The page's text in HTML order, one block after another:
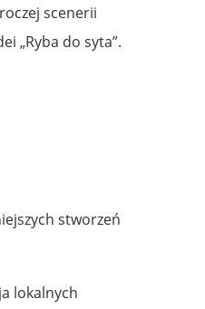
scenerii
„Ryba do syta”.
stworzeń
lokalnych